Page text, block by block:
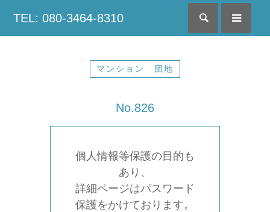
TEL: 080-3464-8310 検索
マンション 団地
No.826
個人情報等保護の目的も
あり、
詳細ページはパスワード
保護をかけております。